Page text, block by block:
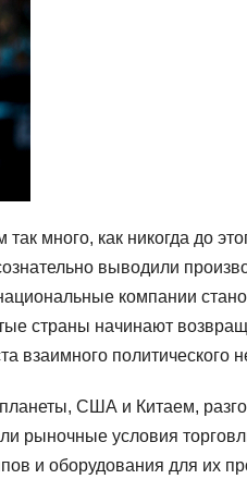
много, как никогда до
выводили
компании
страны начинают
взаимного политического
США и Китаем,
рыночные условия
и оборудования для их